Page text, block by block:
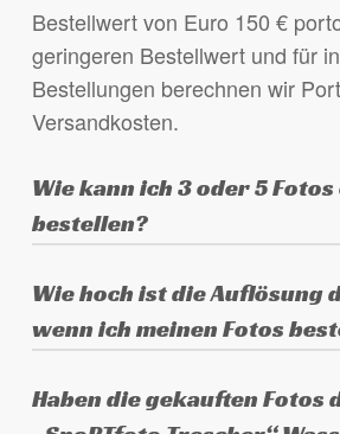
Bestellwert von Euro 150 €
geringeren Bestellwert und für
Bestellungen berechnen wir
Versandkosten.
Wie kann ich 3 oder 5 Fotos
bestellen?
Lege eines der gewünschten
Warenkorb, wähle das Produkt
Fotos eines Events) und
anderen gewünschten Fotos in
„Anmerkungen zur
Wie hoch ist die Auflösung
wenn ich meinen Fotos
Die Fotos sind in der
Haben die gekauften Fotos